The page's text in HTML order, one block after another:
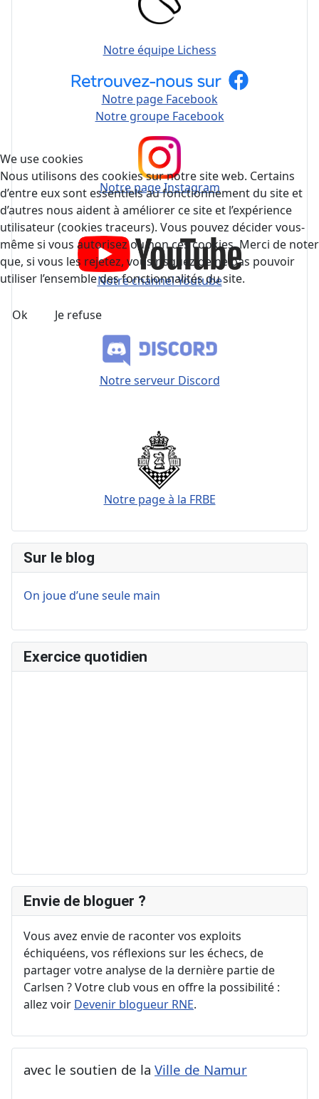
Notre équipe Lichess
Notre page Facebook
Notre groupe Facebook
Notre page Instagram
Notre channel Youtube
Notre serveur Discord
Notre page à la FRBE
Sur le blog
On joue d’une seule main
Exercice quotidien
Envie de bloguer ?
Vous avez envie de raconter vos exploits
échiquéens, vos réflexions sur les échecs, de
partager votre analyse de la dernière partie de
Carlsen ? Votre club vous en offre la possibilité :
allez voir Devenir blogueur RNE.
avec le soutien de la Ville de Namur
We use cookies
Nous utilisons des cookies sur notre site web. Certains
d’entre eux sont essentiels au fonctionnement du site et
d’autres nous aident à améliorer ce site et l’expérience
utilisateur (cookies traceurs). Vous pouvez décider vous-
même si vous autorisez ou non ces cookies. Merci de noter
que, si vous les rejetez, vous risquez de ne pas pouvoir
utiliser l’ensemble des fonctionnalités du site.
Ok Je refuse